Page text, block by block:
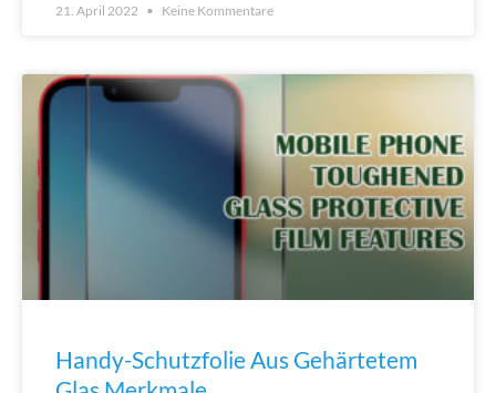
21. April 2022 Keine Kommentare
Handy-Schutzfolie Aus Gehärtetem